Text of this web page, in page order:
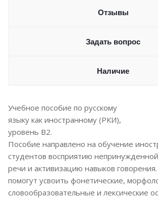
Отзывы
Задать вопрос
Наличие
Учебное пособие по русскому
языку как иностранному (РКИ),
уровень В2.
Пособие направлено на обучение
студентов восприятию
речи и активизацию навыков
помогут усвоить фонетические,
словообразовательные и лексические